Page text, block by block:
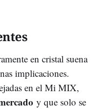
en cristal suena
implicaciones.
en el Mi MIX,
y que solo se